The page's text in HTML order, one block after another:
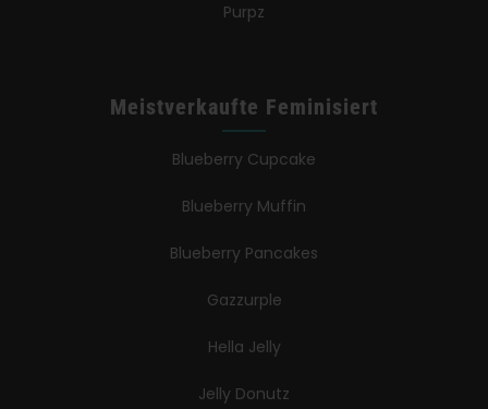
Purpz
Meistverkaufte Feminisiert
Blueberry Cupcake
Blueberry Muffin
Blueberry Pancakes
Gazzurple
Hella Jelly
Jelly Donutz